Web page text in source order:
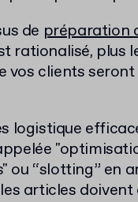
de préparation
rationalisé, plus
vos clients seront
logistique
ou “slotting” en
articles doivent